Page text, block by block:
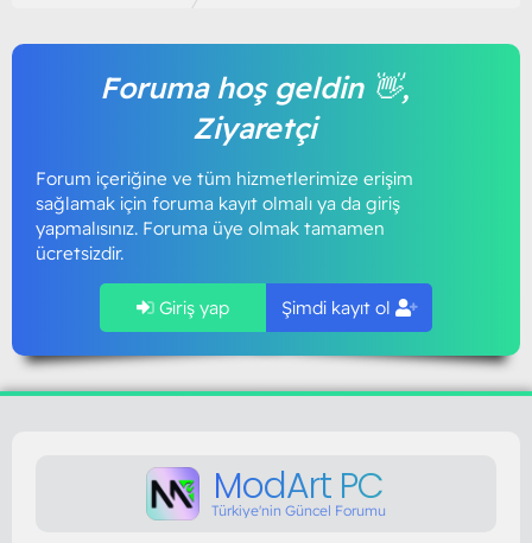
Foruma hoş geldin 👋,
Ziyaretçi
Forum içeriğine ve tüm hizmetlerimize erişim
sağlamak için foruma kayıt olmalı ya da giriş
yapmalısınız. Foruma üye olmak tamamen
ücretsizdir.
Giriş yap Şimdi kayıt ol
ModArt PC
Türkiye'nin Güncel Forumu